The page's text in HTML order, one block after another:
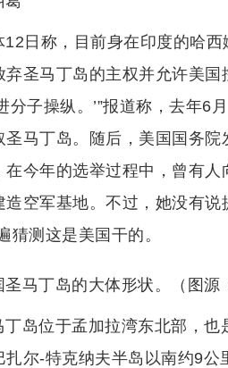
12日称，目前身在印度的哈
圣马丁岛的主权并允许美
分子操纵。’”报道称，去年
圣马丁岛。随后，美国国务
今年的选举过程中，曾有人
空军基地。不过，她没有
猜测这是美国干的。
圣马丁岛的大体形状。（图源
丁岛位于孟加拉湾东北部，
扎尔-特克纳夫半岛以南约9